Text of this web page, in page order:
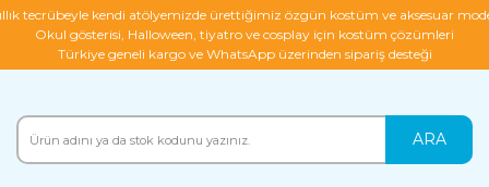
tecrübeyle kendi atölyemizde ürettiğimiz özgün kostüm ve aksesuar
Okul gösterisi, Halloween, tiyatro ve cosplay için kostüm çözümleri
Türkiye geneli kargo ve WhatsApp üzerinden sipariş desteği
ARA